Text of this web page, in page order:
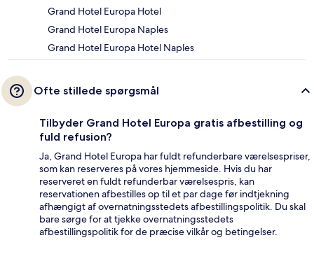
Grand Hotel Europa Hotel
Grand Hotel Europa Naples
Grand Hotel Europa Hotel Naples
Ofte stillede spørgsmål
Tilbyder Grand Hotel Europa gratis afbestilling og
fuld refusion?
Ja, Grand Hotel Europa har fuldt refunderbare værelsespriser,
som kan reserveres på vores hjemmeside. Hvis du har
reserveret en fuldt refunderbar værelsespris, kan
reservationen afbestilles op til et par dage før indtjekning
afhængigt af overnatningsstedets afbestillingspolitik. Du skal
bare sørge for at tjekke overnatningsstedets
afbestillingspolitik for de præcise vilkår og betingelser.